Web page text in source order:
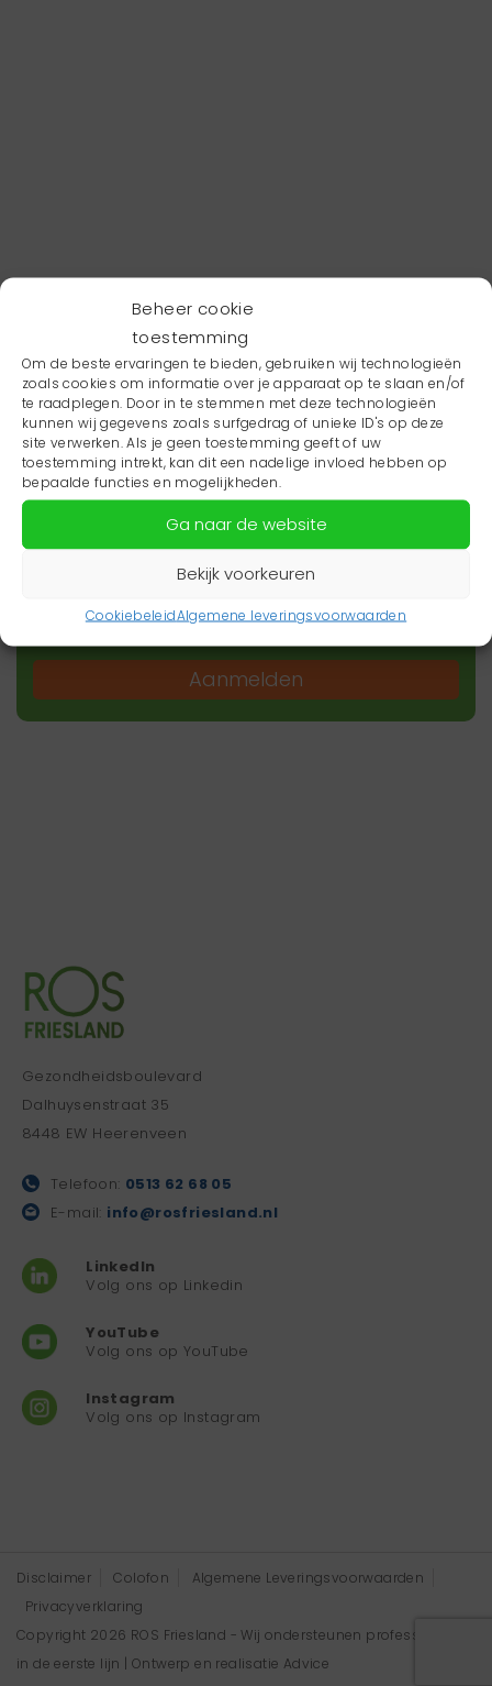
Beheer cookie
toestemming
Om de beste ervaringen te bieden, gebruiken wij technologieën
zoals cookies om informatie over je apparaat op te slaan en/of
te raadplegen. Door in te stemmen met deze technologieën
kunnen wij gegevens zoals surfgedrag of unieke ID's op deze
site verwerken. Als je geen toestemming geeft of uw
toestemming intrekt, kan dit een nadelige invloed hebben op
bepaalde functies en mogelijkheden.
Ga naar de website
Bekijk voorkeuren
CookiebeleidAlgemene leveringsvoorwaarden
Wil je niets missen?
Wil je op de hoogte blijven van het laatste
zorgnieuws in jouw regio? Schrijf je dan in voor
onze nieuwsbrief.
Aanmelden
Gezondheidsboulevard
Dalhuysenstraat 35
8448 EW Heerenveen
Telefoon: 0513 62 68 05
E-mail: info@rosfriesland.nl
LinkedIn
Volg ons op Linkedin
YouTube
Volg ons op YouTube
Instagram
Volg ons op Instagram
Disclaimer Colofon
Algemene Leveringsvoorwaarden
Privacyverklaring
Copyright 2026 ROS Friesland - Wij ondersteunen professionals
in de eerste lijn | Ontwerp en realisatie Advice